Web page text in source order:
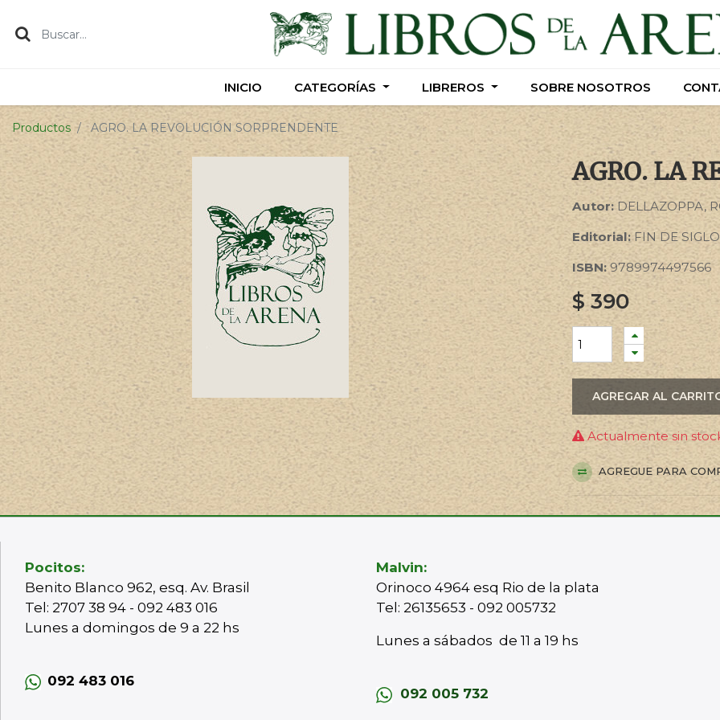
INICIO CATEGORÍAS LIBREROS SOBRE NOSOTROS
INICIO CATEGORÍAS LIBREROS SOBRE NOSOTROS
Productos AGRO. LA REVOLUCIÓN SORPRENDENTE
AGRO. LA
Autor: DELLAZOPPA,
Editorial:FIN DE SIGLO
ISBN: 9789974497566
$390
AGREGAR AL
Actualmente sin
AGREGUE PARA
Pocitos:
Benito Blanco 962, esq. Av. Brasil
Tel: 2707 38 94 - 092 483 016
Lunes a domingos de 9 a 22 hs
092 483 016
Malvin:
Orinoco 4964 esq Rio de la plata
Tel: 26135653 - 092 005732
Lunes a sábados de 11 a 19 hs
092 005 732